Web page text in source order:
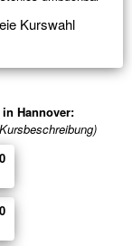
Kurswahl
Hannover: